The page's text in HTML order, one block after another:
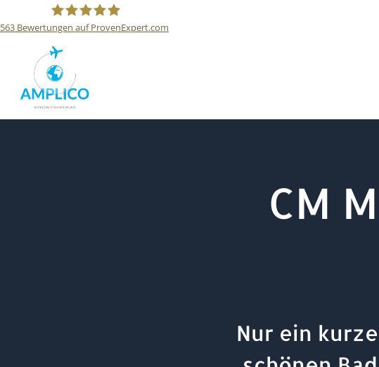
Reisebüro Amplico
563 Bewertungen auf ProvenExpert.com
CM
Nur ein